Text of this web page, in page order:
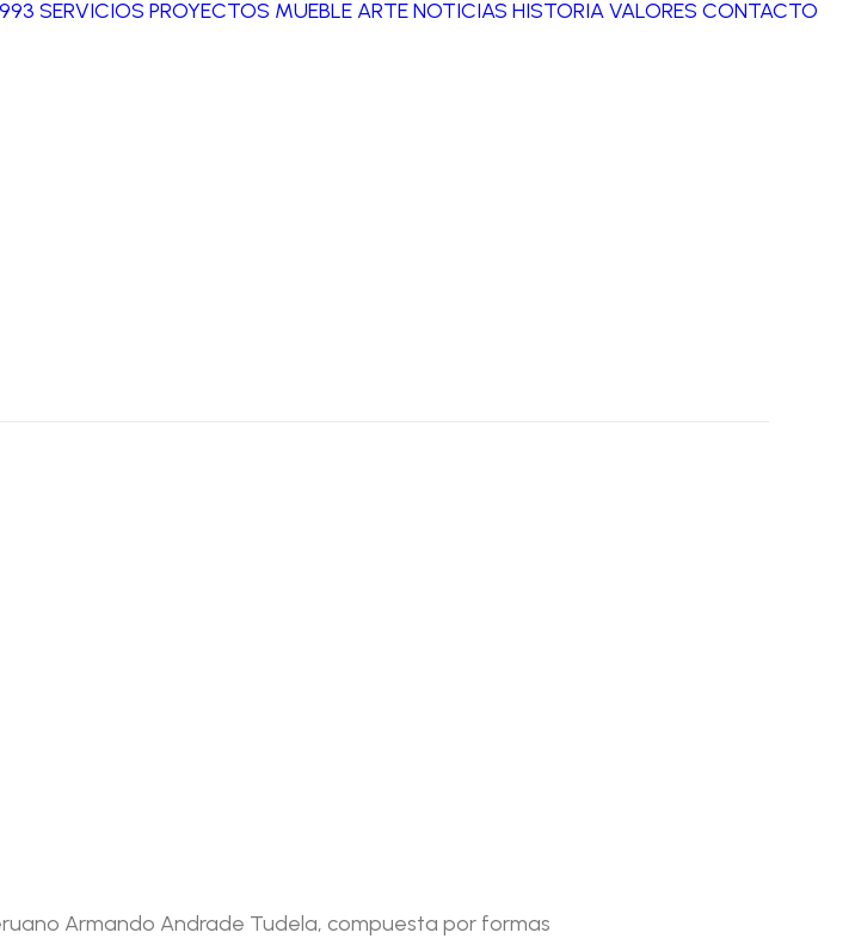
SERVICIOS PROYECTOS MUEBLE ARTENOTICIAS HISTORIAVALORES CONTACTO
Armando Andrade Tudela, compuesta por formas